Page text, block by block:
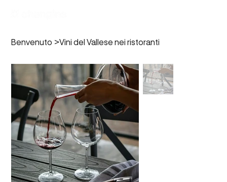
Benvenuto >Vini del Vallese nei ristoranti